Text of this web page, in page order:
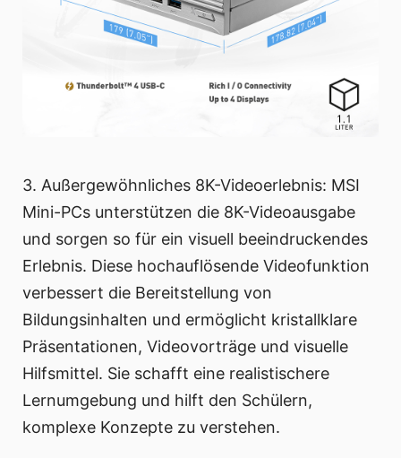
3. Außergewöhnliches 8K-Videoerlebnis: MSI
Mini-PCs unterstützen die 8K-Videoausgabe
und sorgen so für ein visuell beeindruckendes
Erlebnis. Diese hochauflösende Videofunktion
verbessert die Bereitstellung von
Bildungsinhalten und ermöglicht kristallklare
Präsentationen, Videovorträge und visuelle
Hilfsmittel. Sie schafft eine realistischere
Lernumgebung und hilft den Schülern,
komplexe Konzepte zu verstehen.